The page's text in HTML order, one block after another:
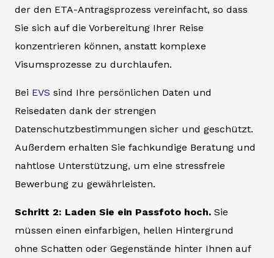
der den ETA-Antragsprozess vereinfacht, so dass
Sie sich auf die Vorbereitung Ihrer Reise
konzentrieren können, anstatt komplexe
Visumsprozesse zu durchlaufen.
Bei EVS sind Ihre persönlichen Daten und
Reisedaten dank der strengen
Datenschutzbestimmungen sicher und geschützt.
Außerdem erhalten Sie fachkundige Beratung und
nahtlose Unterstützung, um eine stressfreie
Bewerbung zu gewährleisten.
Schritt 2: Laden Sie ein Passfoto hoch. Sie
müssen einen einfarbigen, hellen Hintergrund
ohne Schatten oder Gegenstände hinter Ihnen auf